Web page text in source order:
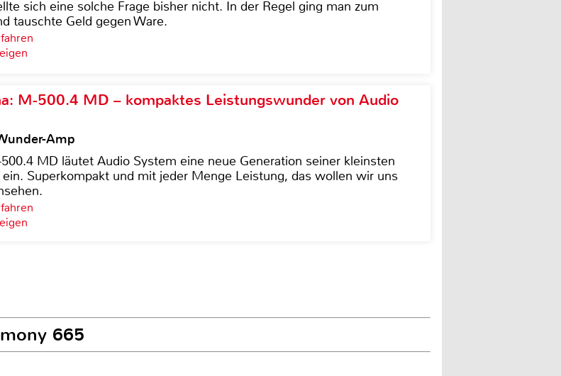
sich eine solche Frage bisher nicht. In der Regel ging man zum
tauschte Geld gegen Ware.
M-500.4 MD – kompaktes Leistungswunder von Audio
Amp
MD läutet Audio System eine neue Generation seiner kleinsten
Superkompakt und mit jeder Menge Leistung, das wollen wir uns
665